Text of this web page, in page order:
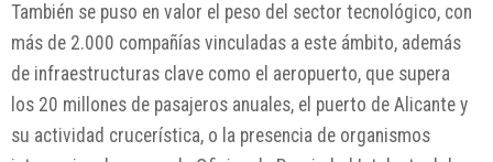
También se puso en valor el peso del sector tecnológico, con
más de 2.000 compañías vinculadas a este ámbito, además
de infraestructuras clave como el aeropuerto, que supera
los 20 millones de pasajeros anuales, el puerto de Alicante y
su actividad crucerística, o la presencia de organismos